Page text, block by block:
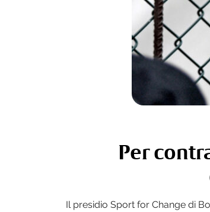
Per
Il presidio Sport for Change di